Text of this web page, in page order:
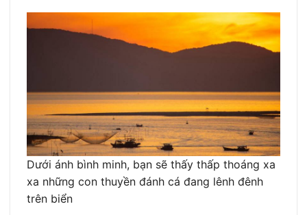
Dưới ánh bình minh, bạn sẽ thấy thấp thoáng xa
xa những con thuyền đánh cá đang lênh đênh
trên biển